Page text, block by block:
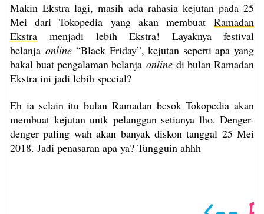
Makin Ekstra lagi, masih ada rahasia kejutan pada 25
Mei dari Tokopedia yang akan membuat Ramadan
Ekstra menjadi lebih Ekstra! Layaknya festival
belanja online“Black Friday”, kejutan seperti apa yang
bakal buat pengalaman belanja onlinedi bulan Ramadan
Ekstra ini jadi lebih special?
Eh ia selain itu bulan Ramadan besok Tokopedia akan
membuat kejutan untk pelanggan setianya lho. Denger-
denger paling wah akan banyak diskon tanggal 25 Mei
2018. Jadi penasaran apa ya? Tungguin ahhh